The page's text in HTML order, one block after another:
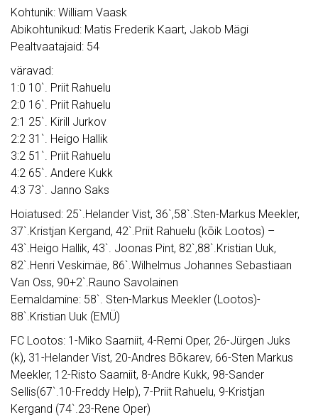
Kohtunik: William Vaask
Abikohtunikud: Matis Frederik Kaart, Jakob Mägi
Pealtvaatajaid: 54
väravad:
1:0 10`. Priit Rahuelu
2:0 16`. Priit Rahuelu
2:1 25`. Kirill Jurkov
2:2 31`. Heigo Hallik
3:2 51`. Priit Rahuelu
4:2 65`. Andere Kukk
4:3 73`. Janno Saks
Hoiatused: 25`.Helander Vist, 36`,58`.Sten-Markus Meekler,
37`.Kristjan Kergand, 42`.Priit Rahuelu (kõik Lootos) –
43`.Heigo Hallik, 43`. Joonas Pint, 82`,88`.Kristian Uuk,
82`.Henri Veskimäe, 86`.Wilhelmus Johannes Sebastiaan
Van Oss, 90+2`.Rauno Savolainen
Eemaldamine: 58`. Sten-Markus Meekler (Lootos)-
88`.Kristian Uuk (EMÜ)
FC Lootos: 1-Miko Saarniit, 4-Remi Oper, 26-Jürgen Juks
(k), 31-Helander Vist, 20-Andres Bõkarev, 66-Sten Markus
Meekler, 12-Risto Saarniit, 8-Andre Kukk, 98-Sander
Sellis(67`.10-Freddy Help), 7-Priit Rahuelu, 9-Kristjan
Kergand (74`.23-Rene Oper)